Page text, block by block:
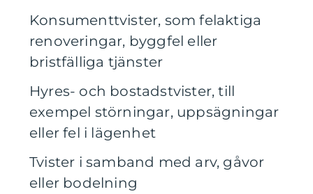
Konsumenttvister, som felaktiga
renoveringar, byggfel eller
bristfälliga tjänster
Hyres- och bostadstvister, till
exempel störningar, uppsägningar
eller fel i lägenhet
Tvister i samband med arv, gåvor
eller bodelning